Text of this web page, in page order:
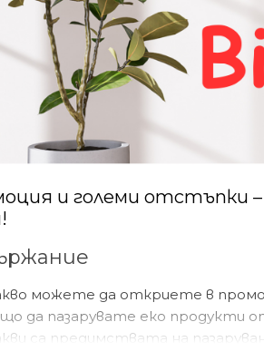
и големи отстъпки
можете да откриете в
да пазарувате еко продукти
са предимствата на